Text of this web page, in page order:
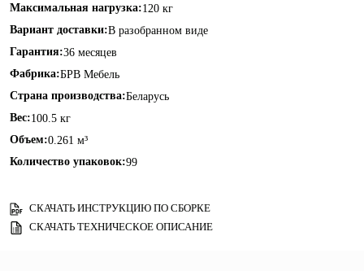
Максимальная нагрузка:120 кг
Вариант доставки:В разобранном виде
Гарантия:36 месяцев
Фабрика:БРВ Мебель
Страна производства:Беларусь
Вес:100.5 кг
Объем:0.261 м³
Количество упаковок:99
СКАЧАТЬ ИНСТРУКЦИЮ ПО СБОРКЕ
СКАЧАТЬ ТЕХНИЧЕСКОЕ ОПИСАНИЕ